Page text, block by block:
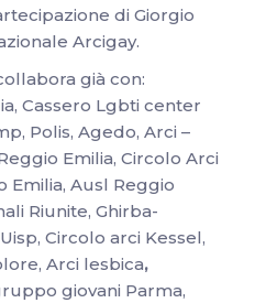
di Giorgio
Arcigay.
già con:
Cassero Lgbti center
Polis, Agedo, Arci –
Emilia, Circolo Arci
Emilia, Ausl Reggio
Riunite, Ghirba-
Circolo arci Kessel,
Arci lesbica,
giovani Parma,